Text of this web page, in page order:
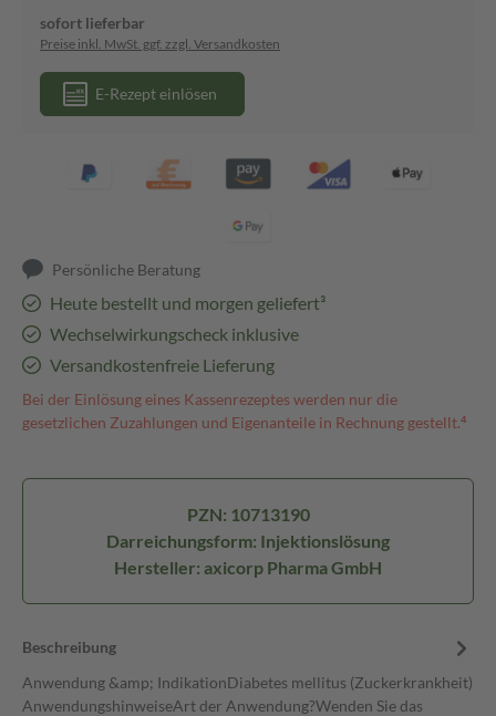
sofort lieferbar
Preise inkl. MwSt. ggf. zzgl. Versandkosten
E-Rezept einlösen
Persönliche Beratung
Heute bestellt und morgen geliefert³
Wechselwirkungscheck inklusive
Versandkostenfreie Lieferung
Bei der Einlösung eines Kassenrezeptes werden nur die
gesetzlichen Zuzahlungen und Eigenanteile in Rechnung gestellt.⁴
PZN: 10713190
Darreichungsform: Injektionslösung
Hersteller: axicorp Pharma GmbH
Beschreibung
Anwendung &amp; IndikationDiabetes mellitus (Zuckerkrankheit)
AnwendungshinweiseArt der Anwendung?Wenden Sie das